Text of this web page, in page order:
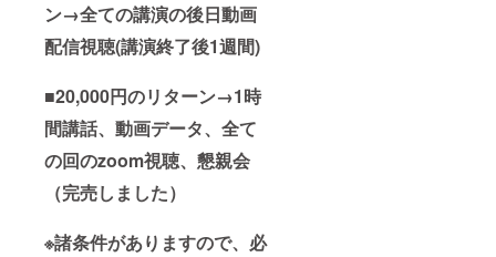
ン→全ての講演の後日動画
配信視聴(講演終了後1週間)
■20,000円のリターン→1時
間講話、動画データ、全て
の回のzoom視聴、懇親会
（完売しました）
※諸条件がありますので、必